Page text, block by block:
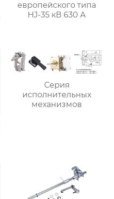
европейского типа
HJ-35 кВ 630 А
Серия
исполнительных
механизмов